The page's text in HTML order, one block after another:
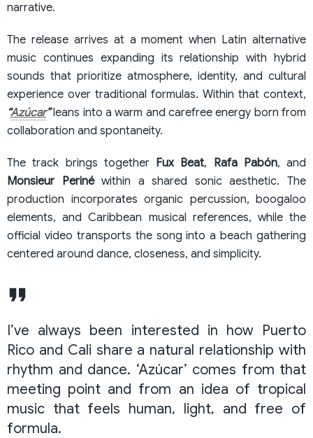
narrative.
The release arrives at a moment when Latin alternative
music continues expanding its relationship with hybrid
sounds that prioritize atmosphere, identity, and cultural
experience over traditional formulas. Within that context,
“Azúcar”leans into a warm and carefree energy born from
collaboration and spontaneity.
The track brings together Fux Beat, Rafa Pabón, and
Monsieur Perinéwithin a shared sonic aesthetic. The
production incorporates organic percussion, boogaloo
elements, and Caribbean musical references, while the
official video transports the song into a beach gathering
centered around dance, closeness, and simplicity.
I’ve always been interested in how Puerto
Rico and Cali share a natural relationship with
rhythm and dance. ‘Azúcar’ comes from that
meeting point and from an idea of tropical
music that feels human, light, and free of
formula.